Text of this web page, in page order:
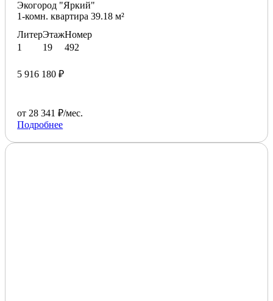
Экогород "Яркий"
1-комн. квартира 39.18 м²
Литер
1
Этаж
19
Номер
492
5 916 180 ₽
от 28 341 ₽/мес.
Подробнее